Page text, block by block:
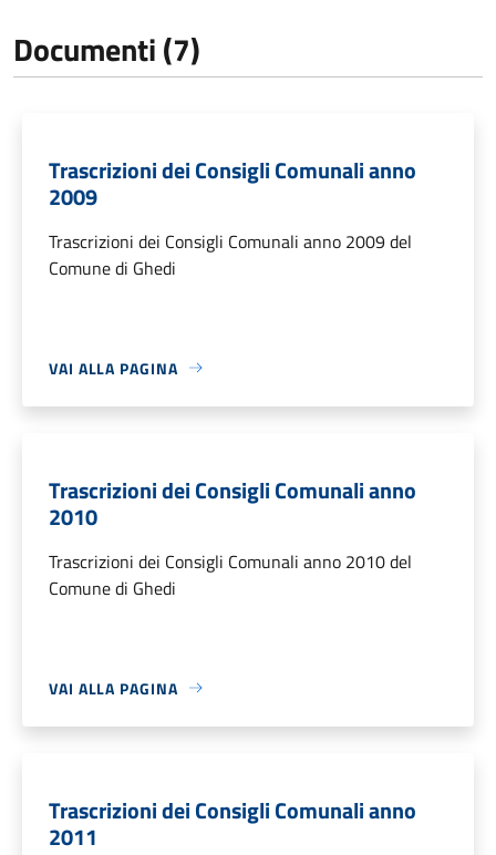
Documenti (7)
Trascrizioni dei Consigli Comunali anno
2009
Trascrizioni dei Consigli Comunali anno 2009 del
Comune di Ghedi
VAI ALLA PAGINA
Trascrizioni dei Consigli Comunali anno
2010
Trascrizioni dei Consigli Comunali anno 2010 del
Comune di Ghedi
VAI ALLA PAGINA
Trascrizioni dei Consigli Comunali anno
2011